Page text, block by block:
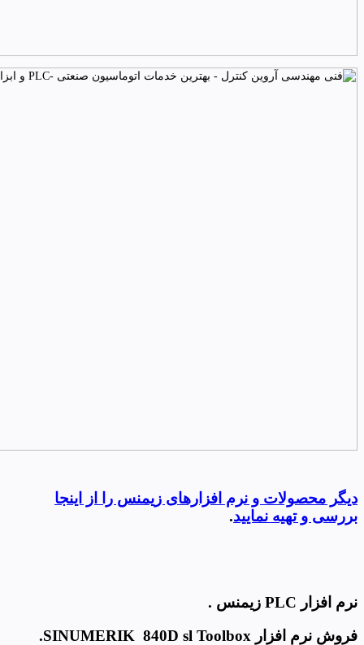
دیگر محصولات و نرم افزارهای زیمنس را از اینجا
بررسی و تهیه نمایید.
نرم افزار PLC زیمنس .
فروش نرم افزار SINUMERIK 840D sl Toolbox.